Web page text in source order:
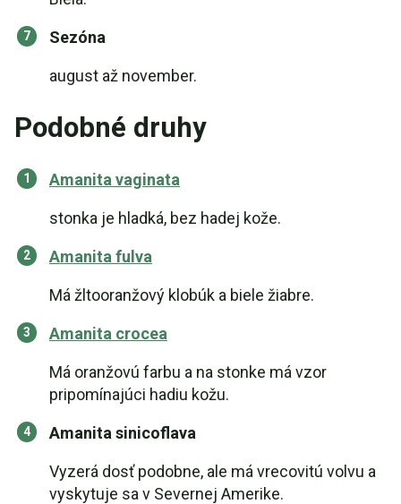
Sezóna
august až november.
Podobné druhy
Amanita vaginata
stonka je hladká, bez hadej kože.
Amanita fulva
Má žltooranžový klobúk a biele žiabre.
Amanita crocea
Má oranžovú farbu a na stonke má vzor
pripomínajúci hadiu kožu.
Amanita sinicoflava
Vyzerá dosť podobne, ale má vrecovitú volvu a
vyskytuje sa v Severnej Amerike.